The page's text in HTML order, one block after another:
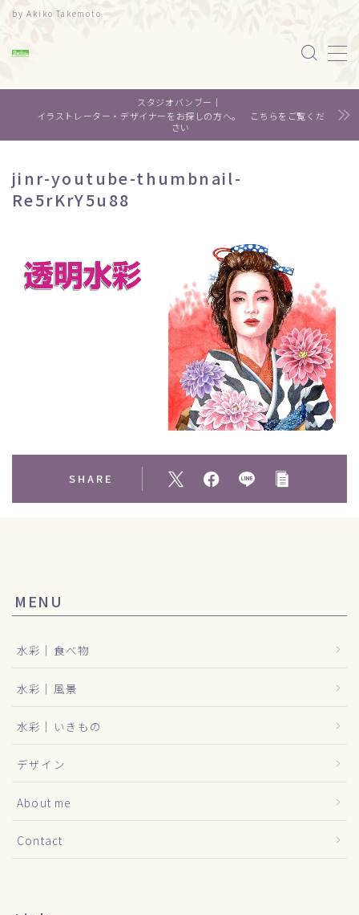
by Akiko Takemoto
MENU
水彩｜食べ物
水彩｜いきもの
About me
スタジオバンブー｜
イラストレーター・デザイナーをお探しの方へ。 こちらをご覧くだ
さい
jinr-youtube-thumbnail-
Re5rKrY5u88
SHARE
MENU
水彩｜食べ物
水彩｜風景
水彩｜いきもの
デザイン
About me
Contact